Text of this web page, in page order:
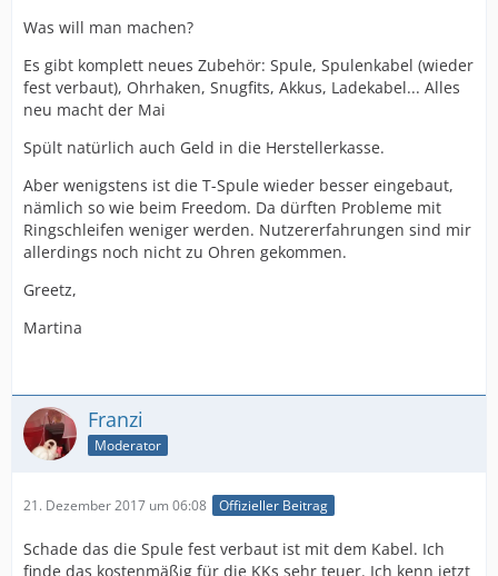
Was will man machen?
Es gibt komplett neues Zubehör: Spule, Spulenkabel (wieder
fest verbaut), Ohrhaken, Snugfits, Akkus, Ladekabel... Alles
neu macht der Mai
Spült natürlich auch Geld in die Herstellerkasse.
Aber wenigstens ist die T-Spule wieder besser eingebaut,
nämlich so wie beim Freedom. Da dürften Probleme mit
Ringschleifen weniger werden. Nutzererfahrungen sind mir
allerdings noch nicht zu Ohren gekommen.
Greetz,
Martina
Franzi
Moderator
21. Dezember 2017 um 06:08 Offizieller Beitrag
Schade das die Spule fest verbaut ist mit dem Kabel. Ich
finde das kostenmäßig für die KKs sehr teuer. Ich kenn jetzt